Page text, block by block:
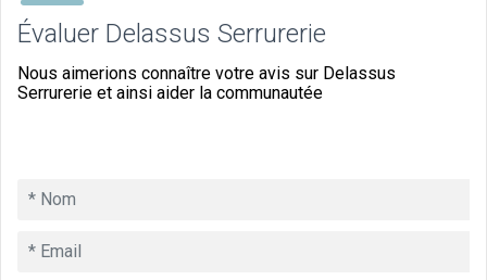
Évaluer Delassus Serrurerie
Nous aimerions connaître votre avis sur Delassus
Serrurerie et ainsi aider la communautée